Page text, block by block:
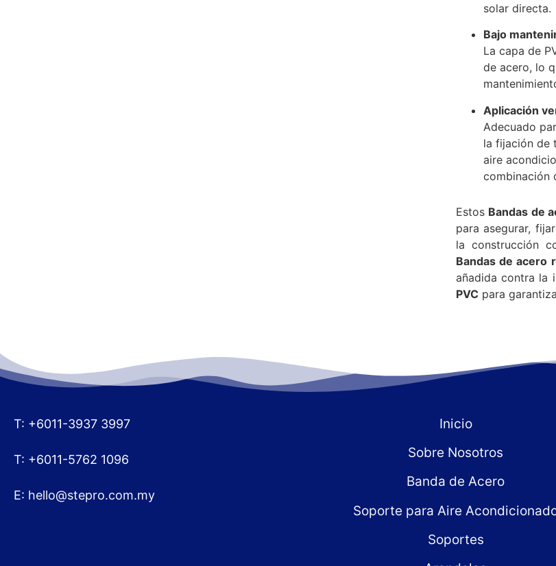
solar directa.
Bajo
La capa de
de acero, lo
Aplicación
Adecuado
la fijación de
aire
combinación
Estos Bandas de
para asegurar,
la construcción
Bandas de acero
añadida contra la
PVC para
T: +6011-3937 3997
T: +6011-5762 1096
E: hello@stepro.com.my
Inicio
Sobre Nosotros
Banda de Acero
Soporte para Aire
Soportes